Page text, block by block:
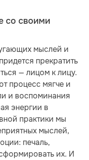
со своими
мыслей и
прекратить
— лицом к лицу.
процесс мягче и
и воспоминания
энергии в
практики мы
мыслей,
печаль,
их. И